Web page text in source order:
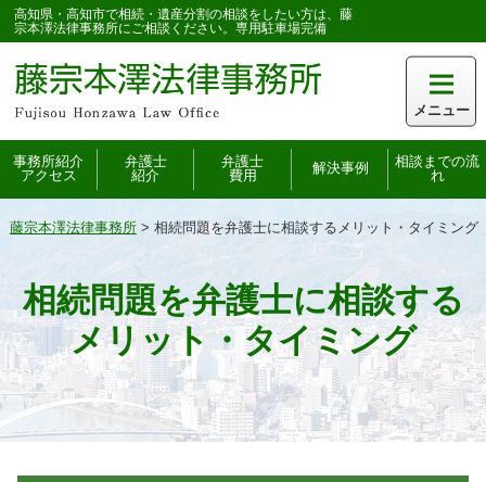
高知県・高知市で相続・遺産分割の相談をしたい方は、藤
宗本澤法律事務所にご相談ください。専用駐車場完備
メニュー
事務所紹介
アクセス
弁護士
紹介
弁護士
費用
解決事例
相談までの流
れ
藤宗本澤法律事務所> 相続問題を弁護士に相談するメリット・タイミング
相続問題を弁護士に相談する
メリット・タイミング